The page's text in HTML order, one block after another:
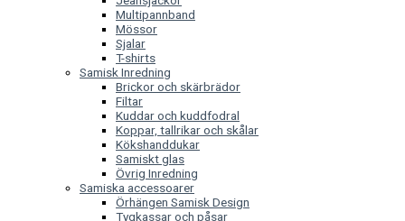
Multipannband
Mössor
Sjalar
T-shirts
Samisk Inredning
Brickor och skärbrädor
Filtar
Kuddar och kuddfodral
Koppar, tallrikar och skålar
Kökshanddukar
Samiskt glas
Övrig Inredning
Samiska accessoarer
Örhängen Samisk Design
Tygkassar och påsar